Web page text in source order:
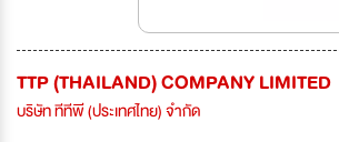
TTP (THAILAND) COMPANY LIMITED
บริษัท ทีทีพี (ประเทศไทย) จำกัด